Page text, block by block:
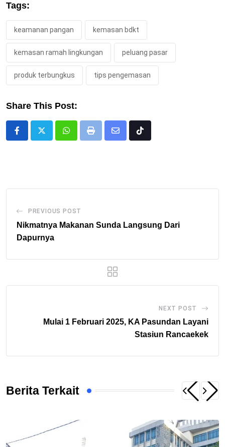
Tags:
keamanan pangan kemasan bdkt
kemasan ramah lingkungan peluang pasar
produk terbungkus tips pengemasan
Share This Post:
WhatsappPrint
Share
Tiktok
PREVIOUS POST
Nikmatnya Makanan Sunda Langsung Dari
Dapurnya
NEXT POST
Mulai 1 Februari 2025, KA Pasundan Layani
Stasiun Rancaekek
Berita Terkait